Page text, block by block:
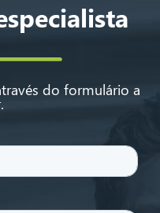
do formulário a